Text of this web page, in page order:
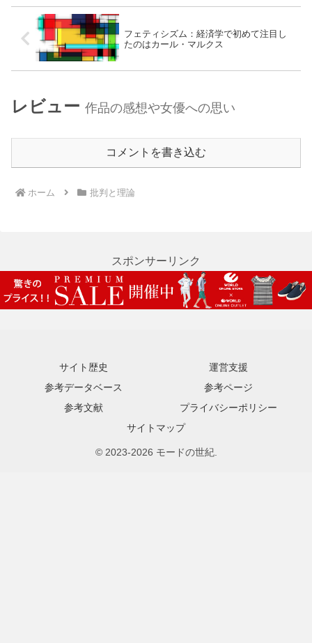
フェティシズム：経済学で初めて注目し
たのはカール・マルクス
レビュー 作品の感想や女優への思い
コメントを書き込む
ホーム 批判と理論
スポンサーリンク
サイト歴史
運営支援
参考データベース
参考ページ
参考文献
プライバシーポリシー
サイトマップ
© 2023-2026 モードの世紀.